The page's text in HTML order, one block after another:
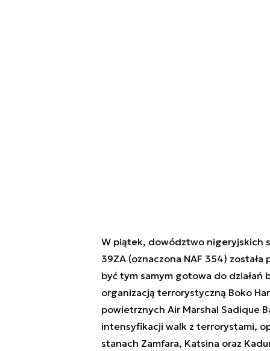
W piątek, dowództwo nigeryjskich
39ZA (oznaczona NAF 354)
być tym samym gotowa do
organizacją terrorystyczną Boko
powietrznych Air Marshal Sadique
intensyfikacji walk z terrorystami,
stanach Zamfara, Katsina oraz